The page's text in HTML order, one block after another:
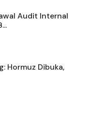
Audit Internal
Hormuz Dibuka,